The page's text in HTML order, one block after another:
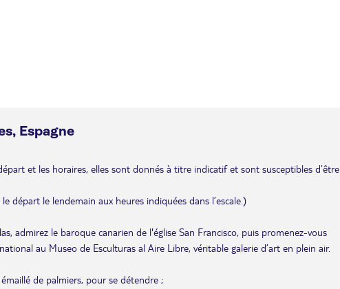
Espagne
et les horaires, elles sont donnés à titre indicatif et sont susceptibles d’être
départ le lendemain aux heures indiquées dans l’escale.)
admirez le baroque canarien de l'église San Francisco, puis promenez-vous
au Museo de Esculturas al Aire Libre, véritable galerie d’art en plein air.
de palmiers, pour se détendre ;